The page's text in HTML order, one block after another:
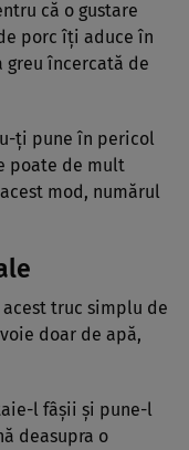
că o gustare
porc îți aduce în
încercată de
ți pune în pericol
poate de mult
mod, numărul
truc simplu de
doar de apă,
l fâşii şi pune-l
deasupra o